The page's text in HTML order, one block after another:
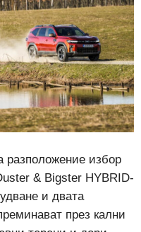
избор
& Bigster HYBRID-
и двата
през кални